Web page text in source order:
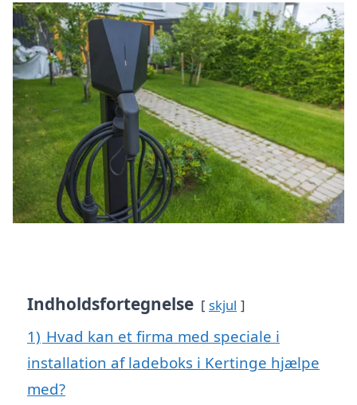
Indholdsfortegnelse skjul
1) Hvad kan et firma med speciale i
installation af ladeboks i Kertinge hjælpe
med?